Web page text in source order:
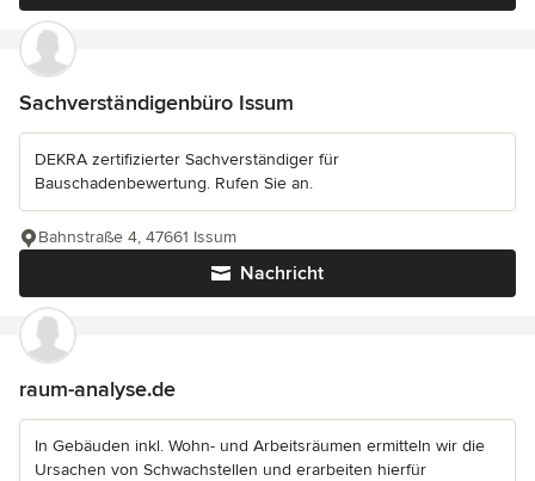
Sachverständigenbüro Issum
DEKRA zertifizierter Sachverständiger für
Bauschadenbewertung. Rufen Sie an.
Nachricht
Bahnstraße 4, 47661 Issum
raum-analyse.de
In Gebäuden inkl. Wohn- und Arbeitsräumen ermitteln wir die
Ursachen von Schwachstellen und erarbeiten hierfür